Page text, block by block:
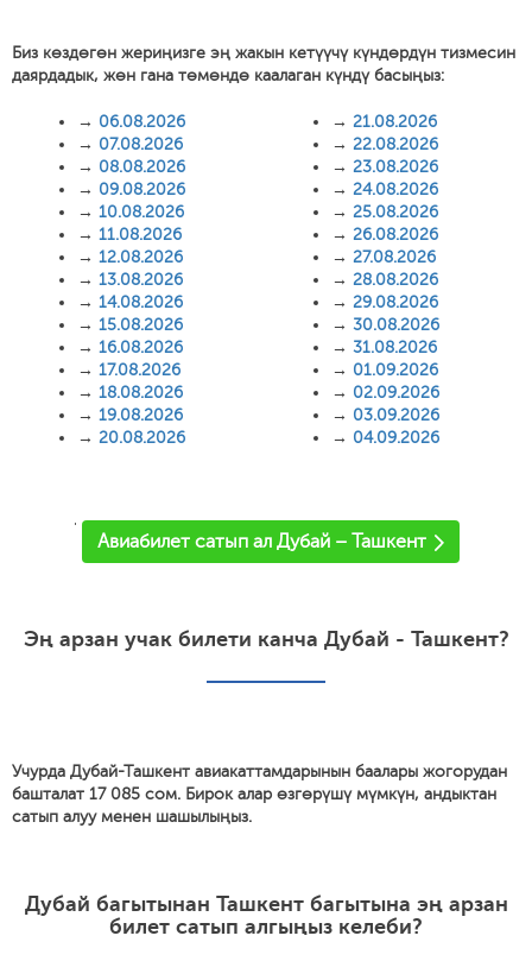
Биз көздөгөн жериңизге эң жакын кетүүчү күндөрдүн тизмесин
даярдадык, жөн гана төмөндө каалаган күндү басыңыз:
→ 06.08.2026
→ 07.08.2026
→ 08.08.2026
→ 09.08.2026
→ 10.08.2026
→ 11.08.2026
→ 12.08.2026
→ 13.08.2026
→ 14.08.2026
→ 15.08.2026
→ 16.08.2026
→ 17.08.2026
→ 18.08.2026
→ 19.08.2026
→ 20.08.2026
→ 21.08.2026
→ 22.08.2026
→ 23.08.2026
→ 24.08.2026
→ 25.08.2026
→ 26.08.2026
→ 27.08.2026
→ 28.08.2026
→ 29.08.2026
→ 30.08.2026
→ 31.08.2026
→ 01.09.2026
→ 02.09.2026
→ 03.09.2026
→ 04.09.2026
'
Авиабилет сатып ал Дубай – Ташкент
Эң арзан учак билети канча Дубай - Ташкент?
Учурда Дубай-Ташкент авиакаттамдарынын баалары жогорудан
башталат 17 085 сом. Бирок алар өзгөрүшү мүмкүн, андыктан
сатып алуу менен шашылыңыз.
Дубай багытынан Ташкент багытына эң арзан
билет сатып алгыңыз келеби?